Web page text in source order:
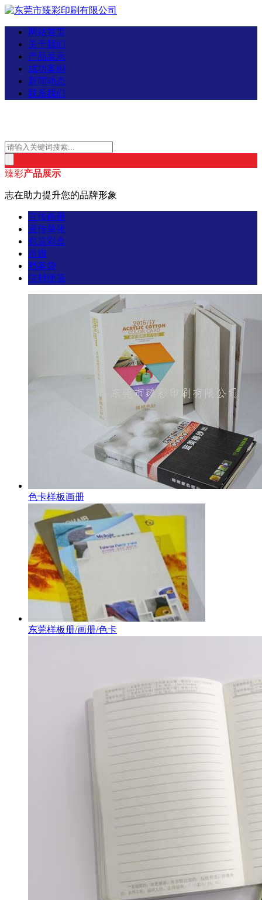
网站首页
关于我们
产品展示
成功案例
新闻动态
联系我们
臻彩产品展示
志在助力提升您的品牌形象
宣传画册
宣传单张
包装彩盒
吊旗
档案袋
信封便笺
色卡样板画册
东莞样板册/画册/色卡